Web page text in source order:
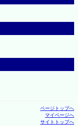
ページトップへ
マイページへ
サイトトップへ